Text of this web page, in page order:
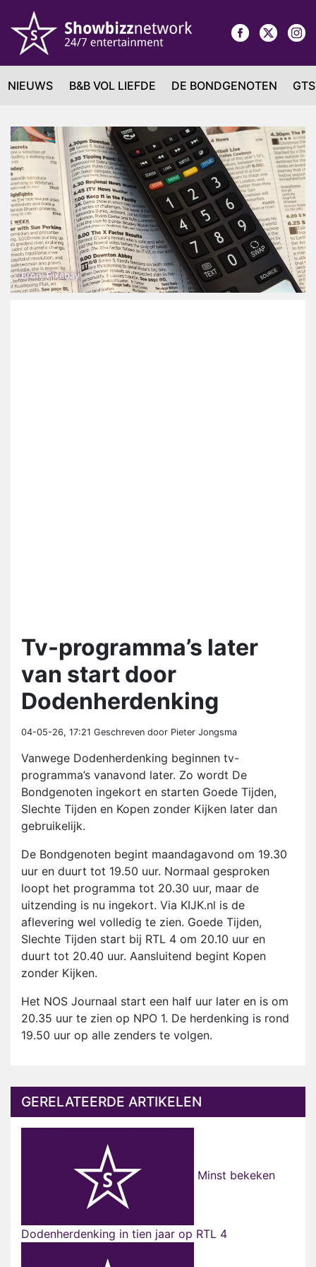
NIEUWS B&B VOL LIEFDE DE BONDGENOTEN
Bron: Pixabay
Tv-programma’s later
van start door
Dodenherdenking
04-05-26, 17:21 Geschreven door Pieter Jongsma
Vanwege Dodenherdenking beginnen tv-
programma’s vanavond later. Zo wordt De
Bondgenoten ingekort en starten Goede Tijden,
Slechte Tijden en Kopen zonder Kijken later dan
gebruikelijk.
De Bondgenoten begint maandagavond om 19.30
uur en duurt tot 19.50 uur. Normaal gesproken
loopt het programma tot 20.30 uur, maar de
uitzending is nu ingekort. Via KIJK.nl is de
aflevering wel volledig te zien. Goede Tijden,
Slechte Tijden start bij RTL 4 om 20.10 uur en
duurt tot 20.40 uur. Aansluitend begint Kopen
zonder Kijken.
Het NOS Journaal start een half uur later en is om
20.35 uur te zien op NPO 1. De herdenking is rond
19.50 uur op alle zenders te volgen.
GERELATEERDE ARTIKELEN
Minst bekeken
Dodenherdenking in tien jaar op RTL 4